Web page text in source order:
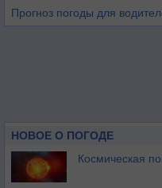
Прогноз погоды для
НОВОЕ О ПОГОДЕ
Космическая